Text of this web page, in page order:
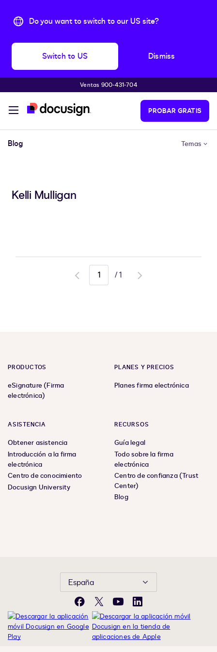
Do you want to switch to our US site?
Switch to US Dismiss
Saltar al contenido principalVentas 900-431-704
PROBAR GRATIS
Blog Temas
Kelli Mulligan
Go
/1
Go
PRODUCTOS
eSignature (Firma
electrónica)
PLANES Y PRECIOS
Planes firma electrónica
ASISTENCIA
Obtener asistencia
Introducción a la firma
electrónica
Centro de conocimiento
Docusign University
RECURSOS
Guía legal
Todo sobre la firma
electrónica
Centro de confianza (Trust
Center)
Blog
España
Facebook
X YouTubeLinkedIn